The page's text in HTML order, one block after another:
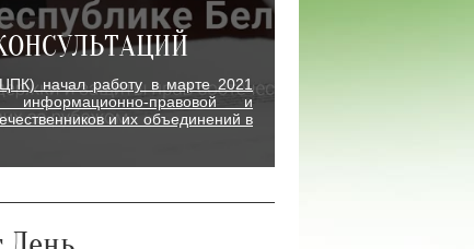
начал работу в марте 2021
правовой и
и их объединений в